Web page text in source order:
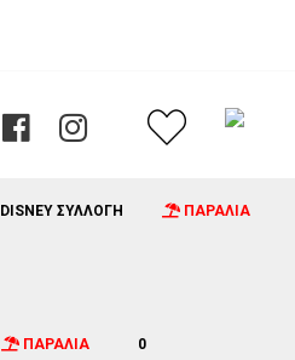
DISNEY ΣΥΛΛΟΓΗ ΠΑΡΑΛΙΑ
ΠΑΡΑΛΙΑ 0